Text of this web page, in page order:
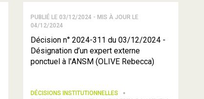
PUBLIÉ LE 03/12/2024 - MIS À JOUR LE
04/12/2024
Décision n° 2024-311 du 03/12/2024 -
Désignation d’un expert externe
ponctuel à l'ANSM (OLIVE Rebecca)
DÉCISIONS INSTITUTIONNELLES